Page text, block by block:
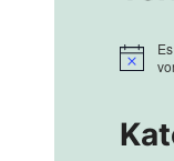
Hinweis